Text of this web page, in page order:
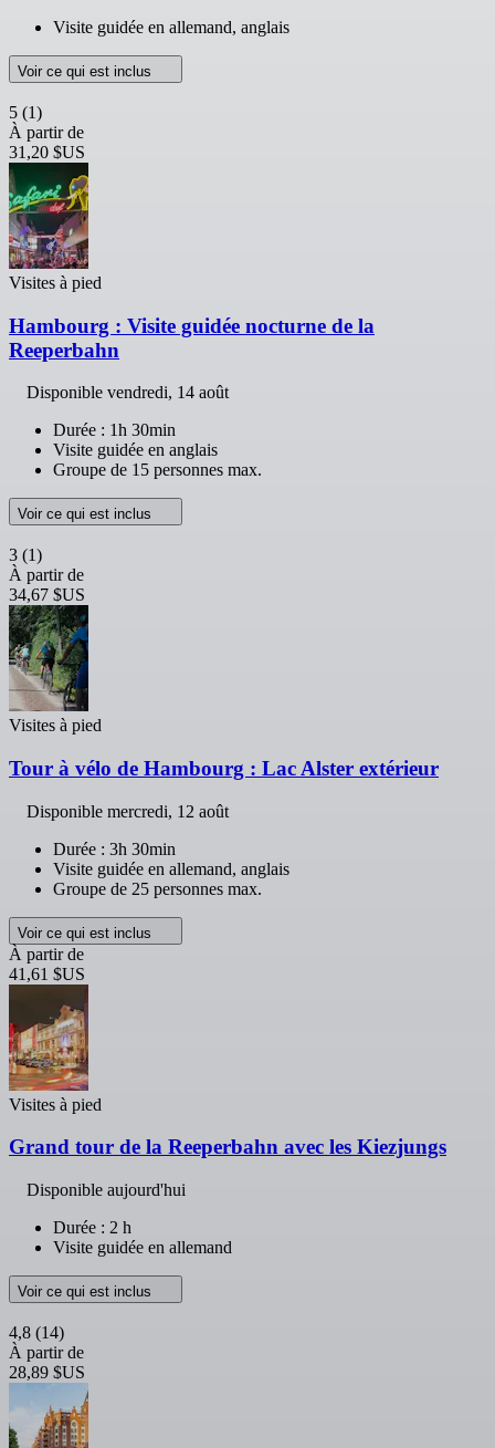
Visite guidée en allemand, anglais
Voir ce qui est inclus
5 (1)
À partir de
31,20 $US
Visites à pied
Hambourg : Visite guidée nocturne de la
Reeperbahn
Disponible vendredi, 14 août
Durée : 1h 30min
Visite guidée en anglais
Groupe de 15 personnes max.
Voir ce qui est inclus
3 (1)
À partir de
34,67 $US
Visites à pied
Tour à vélo de Hambourg : Lac Alster extérieur
Disponible mercredi, 12 août
Durée : 3h 30min
Visite guidée en allemand, anglais
Groupe de 25 personnes max.
Voir ce qui est inclus
À partir de
41,61 $US
Visites à pied
Grand tour de la Reeperbahn avec les Kiezjungs
Disponible aujourd'hui
Durée : 2 h
Visite guidée en allemand
Voir ce qui est inclus
4,8 (14)
À partir de
28,89 $US